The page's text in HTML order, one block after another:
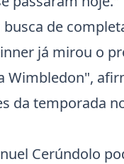
de
já mirou o
Wimbledon",
da temporada
Cerúndolo